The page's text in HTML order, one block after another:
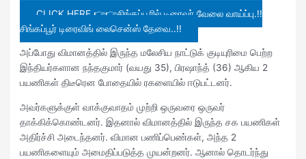
CLICK HERE 👉👉சிங்கப்பூரில் டிரைவர் வேலை வாய்ப்பு.!!
சிங்கப்பூர் டிரைவிங் லைசென்ஸ் தேவை..!!
அப்போது விமானத்தில் இருந்த மலேசிய நாட்டுக் குடியுரிமை பெற்ற
இந்தியர்களான நந்தகுமார் (வயது 35), பிரஷாந்த் (36) ஆகிய 2
பயணிகள் திடீரென போதையில் ரகளையில் ஈடுபட்டனர்.
அவர்களுக்குள் வாக்குவாதம் முற்றி ஒருவரை ஒருவர்
தாக்கிக்கொண்டனர். இதனால் விமானத்தில் இருந்த சக பயணிகள்
அதிர்ச்சி அடைந்தனர். விமான பணிப்பெண்கள், அந்த 2
பயணிகளையும் அமைதிப்படுத்த முயன்றனர். ஆனால் தொடர்ந்து